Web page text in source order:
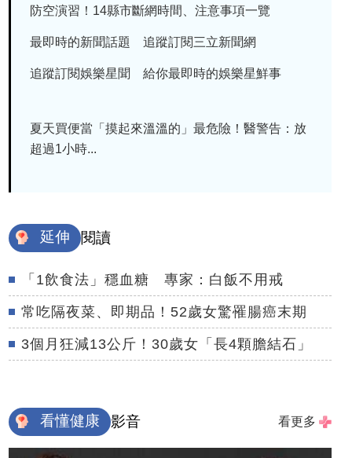
防空演習！14縣市斷網時間、注意事項一覽
最即時的新聞話題 追蹤訂閱三立新聞網
追蹤訂閱娛樂星聞 給你最即時的娛樂星鮮事
夏天買便當「摸起來溫溫的」最危險！醫警告：放
超過1小時...
延伸 閱讀
「1飲食法」穩血糖 專家：白飯不用戒
常吃隔夜菜、即期品！52歲女驚罹腸癌末期
3個月狂減13公斤！30歲女「長4顆膽結石」
看懂健康 影音 看更多